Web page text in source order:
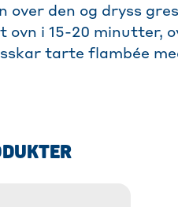
over den og dryss
ovn i 15-20 minutter,
tarte flambée